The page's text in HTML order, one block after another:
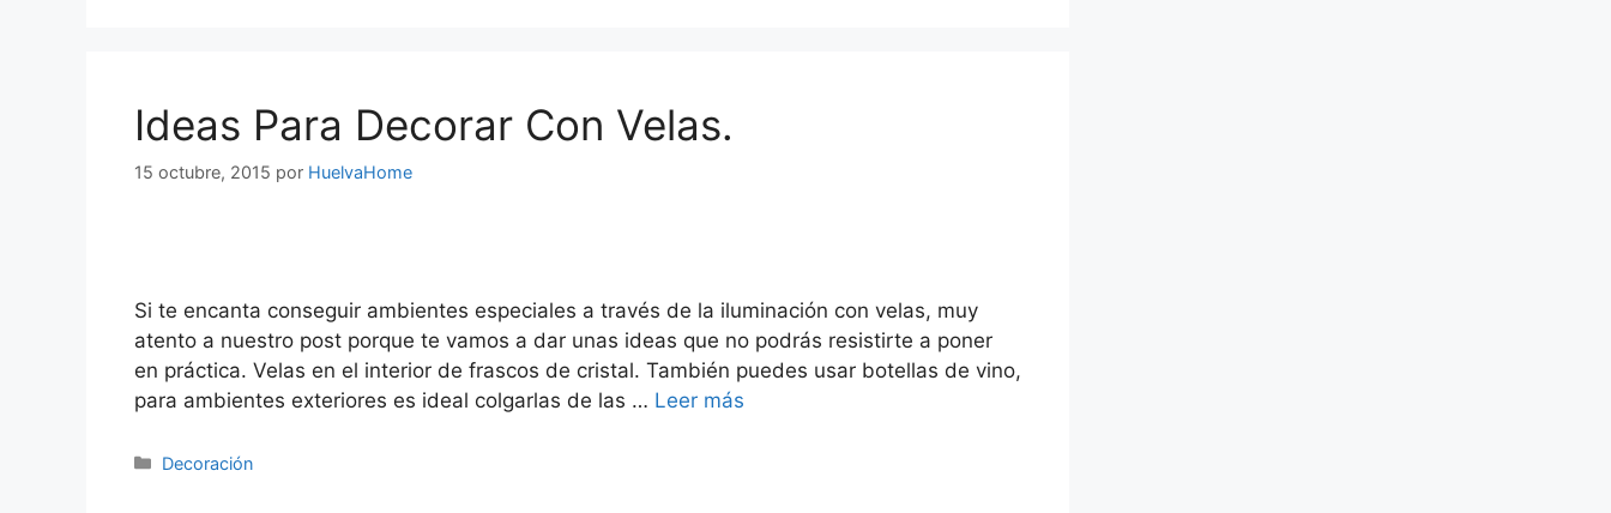
Ideas Para Decorar Con Velas.
15 octubre, 2015 por HuelvaHome
Si te encanta conseguir ambientes especiales a través de la iluminación con velas, muy
atento a nuestro post porque te vamos a dar unas ideas que no podrás resistirte a poner
en práctica. Velas en el interior de frascos de cristal. También puedes usar botellas de vino,
para ambientes exteriores es ideal colgarlas de las … Leer más
Decoración